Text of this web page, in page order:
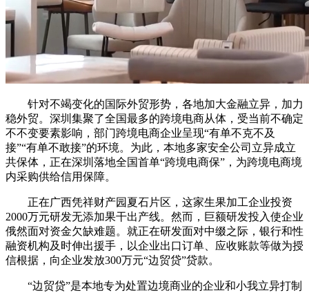
针对不竭变化的国际外贸形势，各地加大金融立异，加力
稳外贸。深圳集聚了全国最多的跨境电商从体，受当前不确定
不不变要素影响，部门跨境电商企业呈现“有单不克不及
接”“有单不敢接”的环境。为此，本地多家安全公司立异成立
共保体，正在深圳落地全国首单“跨境电商保”，为跨境电商境
内采购供给信用保障。
正在广西凭祥财产园夏石片区，这家生果加工企业投资
2000万元研发无添加果干出产线。然而，巨额研发投入使企业
俄然面对资金欠缺难题。就正在研发面对中缀之际，银行和性
融资机构及时伸出援手，以企业出口订单、应收账款等做为授
信根据，向企业发放300万元“边贸贷”贷款。
“边贸贷”是本地专为处置边境商业的企业和小我立异打制